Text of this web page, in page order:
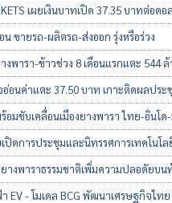
เผยเงินบาทเปิด 37.35 บาทต่อ
ขายรถ-ผลิตรถ-ส่งออก รุ่งหรือร่วง
งพารา-ข้าวช่วง 8 เดือนแรกแตะ 544
อนค่าแตะ 37.50 บาท เกาะติดผลประ
อมขับเคลื่อนเมืองยางพารา ไทย-อินโด
ปิดการประชุมและนิทรรศการเทคโนโ
างพาราธรรมชาติเพิ่มความปลอดัยบ
EV - โมเดล BCG พัฒนาเศรษฐกิจไทย